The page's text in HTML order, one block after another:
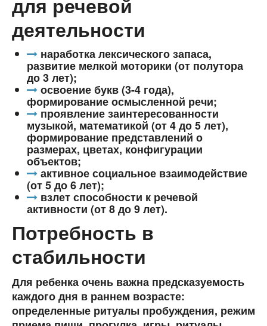
для речевой
деятельности
наработка лексического запаса,
развитие мелкой моторики (от полутора
до 3 лет);
освоение букв (3-4 года),
формирование осмысленной речи;
проявление заинтересованности
музыкой, математикой (от 4 до 5 лет),
формирование представлений о
размерах, цветах, конфигурации
объектов;
активное социальное взаимодействие
(от 5 до 6 лет);
взлет способности к речевой
активности (от 8 до 9 лет).
Потребность в
стабильности
Для ребенка очень важна предсказуемость
каждого дня в раннем возрасте:
определенные ритуалы пробуждения, режим